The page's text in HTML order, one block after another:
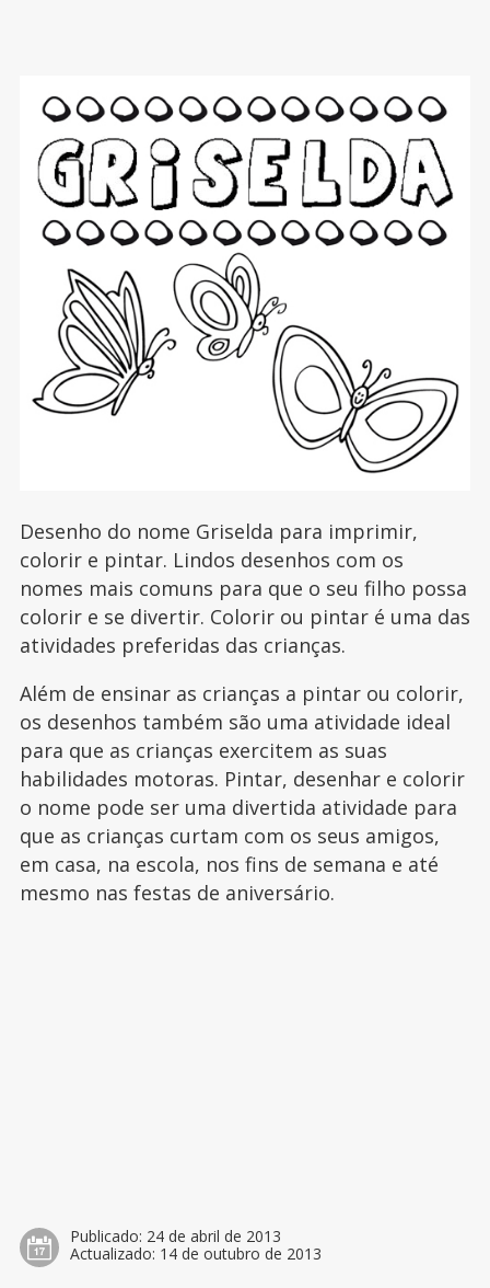
Desenho do nome Griselda para imprimir,
colorir e pintar. Lindos desenhos com os
nomes mais comuns para que o seu filho possa
colorir e se divertir. Colorir ou pintar é uma das
atividades preferidas das crianças.
Além de ensinar as crianças a pintar ou colorir,
os desenhos também são uma atividade ideal
para que as crianças exercitem as suas
habilidades motoras. Pintar, desenhar e colorir
o nome pode ser uma divertida atividade para
que as crianças curtam com os seus amigos,
em casa, na escola, nos fins de semana e até
mesmo nas festas de aniversário.
Publicado: 24 de abril de 2013
Actualizado: 14 de outubro de 2013